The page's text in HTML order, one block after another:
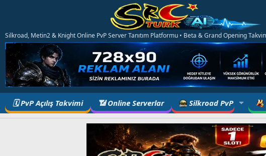
Silkroad, Metin2 & Knight Online PvP Server Tanıtım Platformu • Beta & Grand Opening
🗓️ PvP Açılış Takvimi 📶 Online Serverlar Silkroad PvP